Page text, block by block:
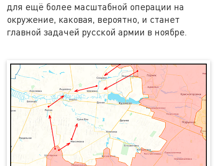
для ещё более масштабной операции на
окружение, каковая, вероятно, и станет
главной задачей русской армии в ноябре.